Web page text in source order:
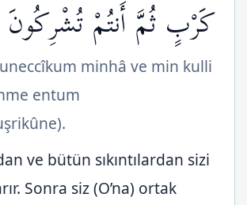
كَرْبٍ ثُمَّ أَنتُمْ تُشْرِكُونَ
minhâ ve min kulli
entum
ve bütün sıkıntılardan sizi
Sonra siz (O’na) ortak